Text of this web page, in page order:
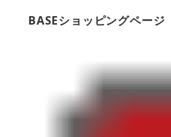
BASEショッピングページ